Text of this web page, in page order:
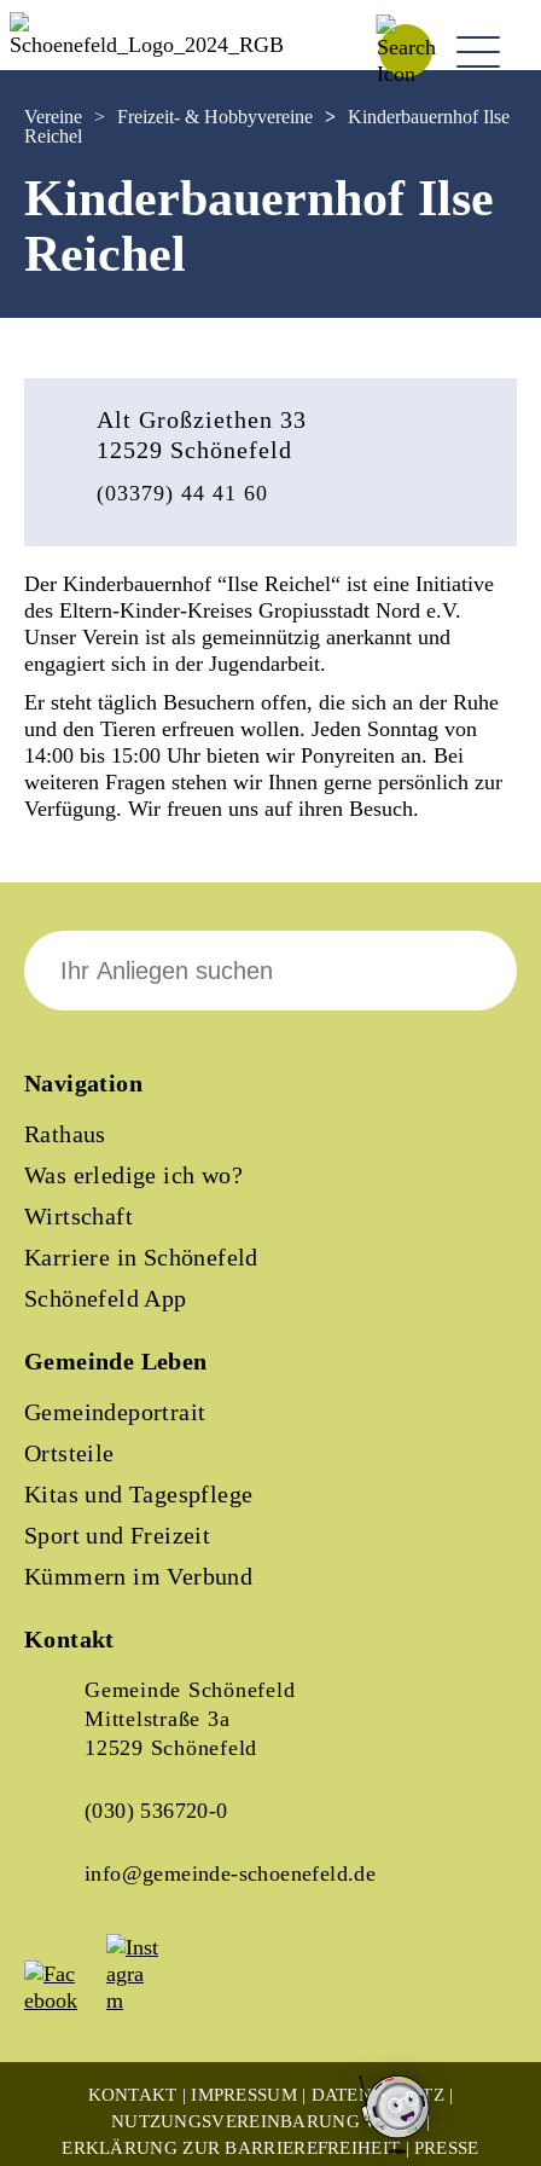
Vereine > Freizeit- & Hobbyvereine > Kinderbauernhof Ilse
Reichel
Kinderbauernhof Ilse
Reichel
Alt Großziethen 33
12529 Schönefeld
(03379) 44 41 60
Der Kinderbauernhof “Ilse Reichel“ ist eine Initiative
des Eltern-Kinder-Kreises Gropiusstadt Nord e.V.
Unser Verein ist als gemeinnützig anerkannt und
engagiert sich in der Jugendarbeit.
Er steht täglich Besuchern offen, die sich an der Ruhe
und den Tieren erfreuen wollen. Jeden Sonntag von
14:00 bis 15:00 Uhr bieten wir Ponyreiten an. Bei
weiteren Fragen stehen wir Ihnen gerne persönlich zur
Verfügung. Wir freuen uns auf ihren Besuch.
Navigation
Rathaus
Was erledige ich wo?
Wirtschaft
Karriere in Schönefeld
Schönefeld App
Gemeinde Leben
Gemeindeportrait
Ortsteile
Kitas und Tagespflege
Sport und Freizeit
Kümmern im Verbund
Kontakt
Gemeinde Schönefeld
Mittelstraße 3a
12529 Schönefeld
(030) 536720-0
info@gemeinde-schoenefeld.de
Suche
nach:
KONTAKT IMPRESSUM
DATENSCHUTZ
NUTZUNGSVEREINBARUNG WLAN
ERKLÄRUNG ZUR BARRIEREFREIHEIT
PRESSE